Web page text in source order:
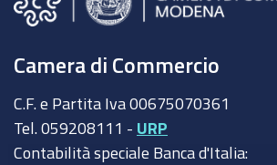
Camera di Commercio
C.F. e Partita Iva 00675070361
Tel. 059208111 - URP
Contabilità speciale Banca d'Italia: